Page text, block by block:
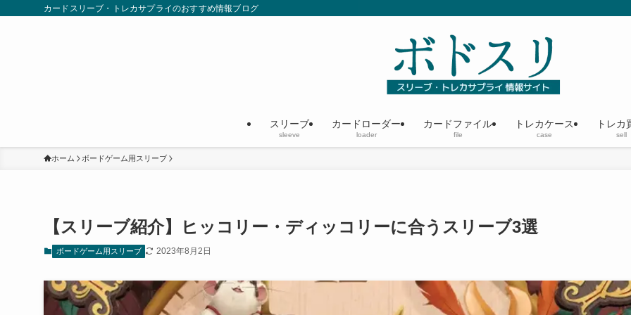
カードスリーブ・トレカサプライのおすすめ情報ブログ
スリーブ
sleeve
カードローダー
loader
カードファイル
file
トレカケース
case
トレカ
sell
ホーム ボードゲーム用スリーブ
【スリーブ紹介】ヒッコリー・ディッコリーに合うスリーブ3選
ボードゲーム用スリーブ 2023年8月2日